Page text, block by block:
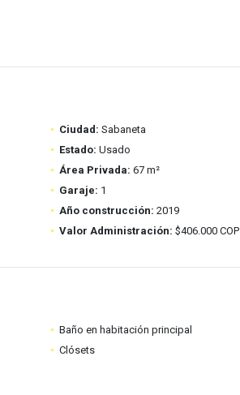
Ciudad: Sabaneta
Estado: Usado
Área Privada: 67 m²
Garaje: 1
Año construcción: 2019
Valor Administración: $406.000 COP
Baño en habitación principal
Clósets